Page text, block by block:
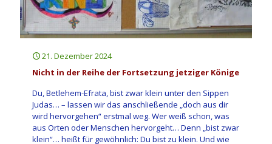
21. Dezember 2024
Nicht in der Reihe der Fortsetzung jetziger Könige
Du, Betlehem-Efrata, bist zwar klein unter den Sippen
Judas… – lassen wir das anschließende „doch aus dir
wird hervorgehen“ erstmal weg. Wer weiß schon, was
aus Orten oder Menschen hervorgeht… Denn „bist zwar
klein“… heißt für gewöhnlich: Du bist zu klein. Und wie